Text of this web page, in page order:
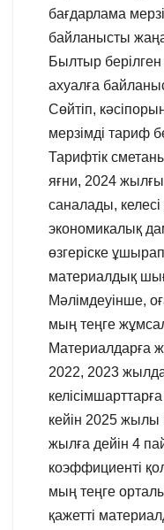
бағдарлама
байланысты жаңа
Былтыр берілген
ахуалға
Сөйтіп,
мерзімді тариф
Тарифтік
яғни, 2024
саналады, келесі
экономикалық
өзгеріске
материалдық
Мәлімдеуінше,
мың теңге
Материалдарға
2022, 2023
кейін 2025
жылға дейін 4
коэффициенті
мың теңге
қажетті